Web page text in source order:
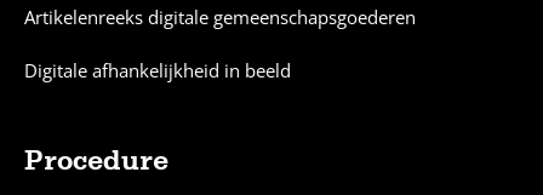
Artikelenreeks digitale gemeenschapsgoederen
Digitale afhankelijkheid in beeld
Procedure